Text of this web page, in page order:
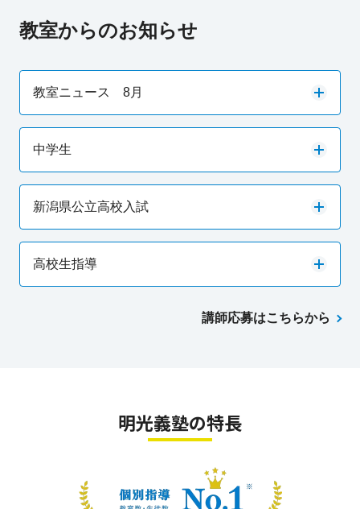
教室からのお知らせ
教室ニュース 8月
中学生
新潟県公立高校入試
高校生指導
講師応募はこちらから
明光義塾の特長